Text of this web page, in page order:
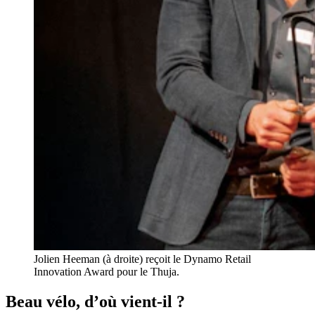
Jolien Heeman (à droite) reçoit le Dynamo Retail
Innovation Award pour le Thuja.
Beau vélo, d’où vient-il ?